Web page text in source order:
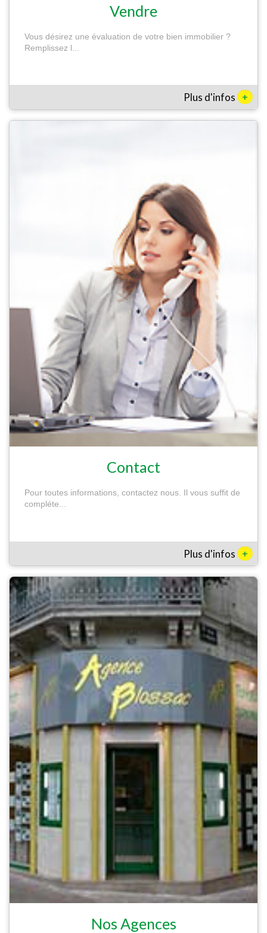
Vendre
Vous désirez une évaluation de votre bien immobilier ?
Remplissez l...
Plus d'infos +
Contact
Pour toutes informations, contactez nous. Il vous suffit de
compléte...
Plus d'infos +
Nos Agences